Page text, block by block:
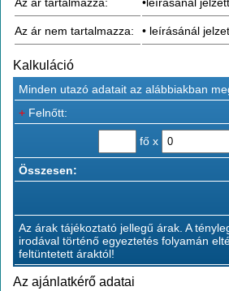
Az ár tartalmazza: •leírásánál
Az ár nem tartalmazza: • leírásánál
Kalkuláció
Minden utazó adatait az alábbiakban
+ Felnőtt:
fő x
Összesen:
Az árak tájékoztató jellegű árak. A
irodával történő egyeztetés folyamán
feltüntetett áraktól!
Az ajánlatkérő adatai